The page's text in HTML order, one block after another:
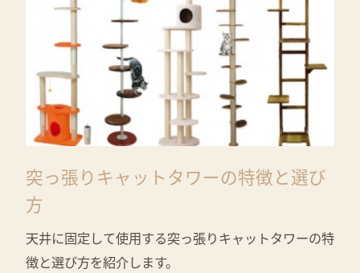
突っ張りキャットタワーの特徴と選び
方
天井に固定して使用する突っ張りキャットタワーの特
徴と選び方を紹介します。